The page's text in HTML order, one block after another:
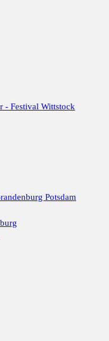
- Festival Wittstock
Potsdam